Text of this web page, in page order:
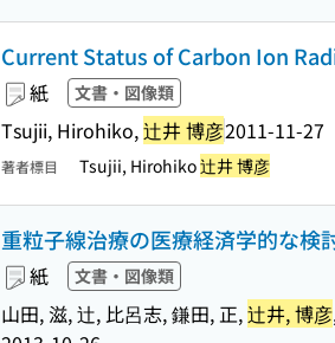
Current Status of Carbon Ion
紙 文書・図像類
Tsujii, Hirohiko,辻井 博彦2011-11-27
著者標目 Tsujii, Hirohiko辻井 博彦
重粒子線治療の医療経済学的な検
紙 文書・図像類
山田, 滋, 辻, 比呂志, 鎌田, 正,辻井, 博彦